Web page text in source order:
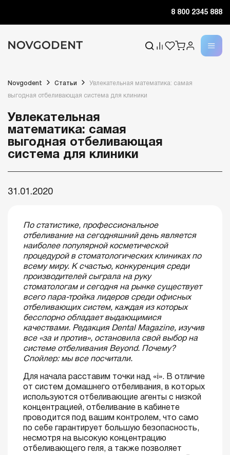
8 800 2345 888
Novgodent Статьи Увлекательная математика: самая
выгодная отбеливающая система для клиники
Увлекательная
математика: самая
выгодная отбеливающая
система для клиники
31.01.2020
По статистике, профессиональное
отбеливание на сегодняшний день является
наиболее популярной косметической
процедурой в стоматологических клиниках по
всему миру. К счастью, конкуренция среди
производителей сыграла на руку
стоматологам и сегодня на рынке существует
всего пара-тройка лидеров среди офисных
отбеливающих систем, каждая из которых
бесспорно обладает выдающимися
качествами. Редакция Dental Magazine, изучив
все «за и против», остановила свой выбор на
системе отбеливания Beyond. Почему?
Спойлер: мы все посчитали.
Для начала расставим точки над «i». В отличие
от систем домашнего отбеливания, в которых
используются отбеливающие агенты с низкой
концентрацией, отбеливание в кабинете
проводится под вашим контролем, что само
по себе гарантирует большую безопасность,
несмотря на высокую концентрацию
отбеливающего геля, а также позволяет